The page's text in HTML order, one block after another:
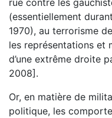
(essentiellement
1970), au terrorisme
les représentations et
d’une extrême droite
2008].
Or, en matière de
politique, les